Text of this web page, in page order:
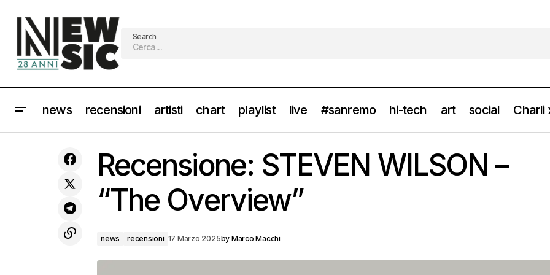
Search
news recensioni artisti chart playlist live #sanremo hi-tech art social Charli
"Urban Impressionism" [Info e
Biglietti]
Recensione: STEVEN WILSON – “The Overview”
Recensione: STEVEN WILSON –
“The Overview”
news recensioni 17 Marzo 2025by Marco Macchi